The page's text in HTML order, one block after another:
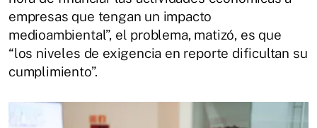
empresas que tengan un impacto
medioambiental”, el problema, matizó, es que
“los niveles de exigencia en reporte dificultan su
cumplimiento”.